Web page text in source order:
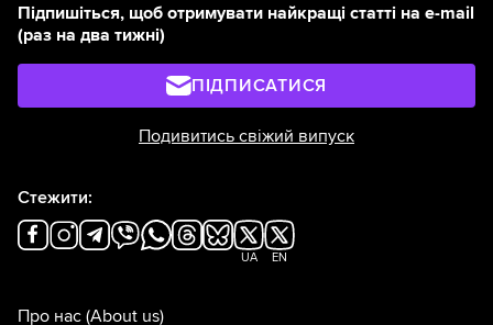
Підпишіться, щоб отримувати найкращі статті на e-mail
(раз на два тижні)
ПІДПИСАТИСЯ
Подивитись свіжий випуск
Стежити:
UA EN
Про нас (About us)